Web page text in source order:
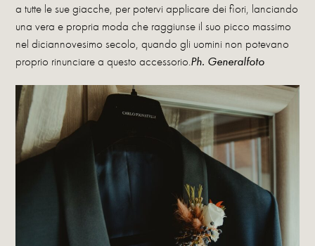
a tutte le sue giacche, per potervi applicare dei fiori, lanciando
una vera e propria moda che raggiunse il suo picco massimo
nel diciannovesimo secolo, quando gli uomini non potevano
proprio rinunciare a questo accessorio.Ph. Generalfoto